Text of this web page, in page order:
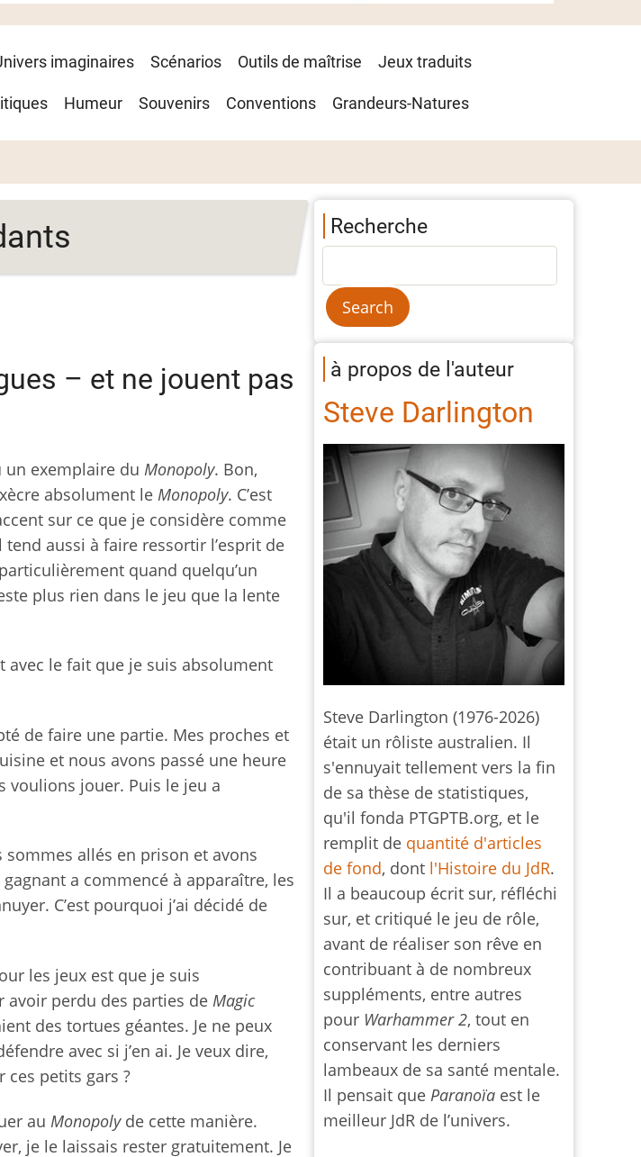
imaginaires Scénarios Outils de maîtrise Jeux traduits
Humeur Souvenirs Conventions Grandeurs-Natures
– et ne jouent pas
un exemplaire du Monopoly. Bon,
absolument le Monopoly. C’est
sur ce que je considère comme
aussi à faire ressortir l’esprit de
quand quelqu’un
plus rien dans le jeu que la lente
avec le fait que je suis absolument
de faire une partie. Mes proches et
et nous avons passé une heure
voulions jouer. Puis le jeu a
sommes allés en prison et avons
a commencé à apparaître, les
C’est pourquoi j’ai décidé de
les jeux est que je suis
avoir perdu des parties de Magic
des tortues géantes. Je ne peux
avec si j’en ai. Je veux dire,
ces petits gars ?
au Monopolyde cette manière.
je le laissais rester gratuitement. Je
Recherche
à propos de l'auteur
Steve Darlington
Steve Darlington (1976-2026)
était un rôliste australien. Il
s'ennuyait tellement vers la fin
de sa thèse de statistiques,
qu'il fonda PTGPTB.org, et le
remplit de quantité d'articles
de fond, dont l'Histoire du JdR.
Il a beaucoup écrit sur, réfléchi
sur, et critiqué le jeu de rôle,
avant de réaliser son rêve en
contribuant à de nombreux
suppléments, entre autres
pour Warhammer 2, tout en
conservant les derniers
lambeaux de sa santé mentale.
Il pensait queParanoïa est le
meilleur JdR de l’univers.